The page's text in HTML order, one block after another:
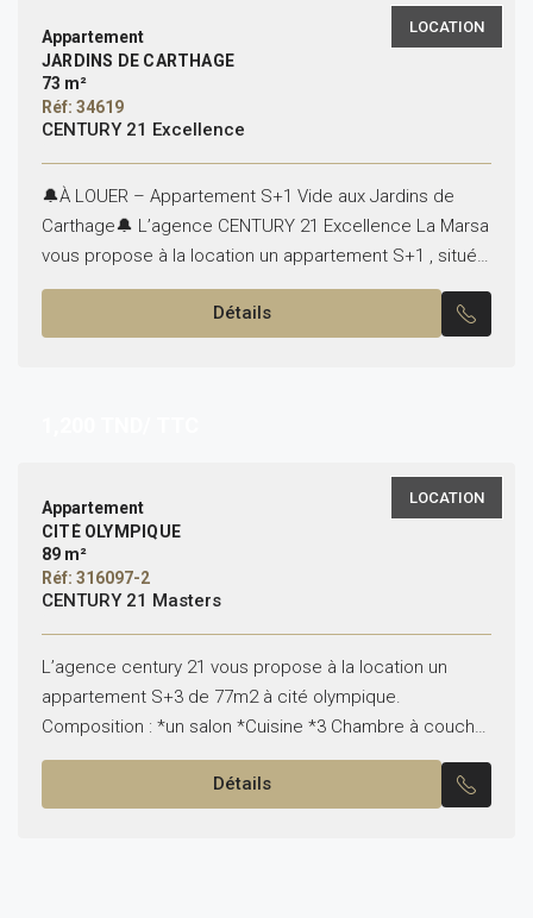
LOCATION
Appartement
JARDINS DE CARTHAGE
73 m²
Réf: 34619
CENTURY 21 Excellence
🔔À LOUER – Appartement S+1 Vide aux Jardins de
Carthage🔔 L’agence CENTURY 21 Excellence La Marsa
vous propose à la location un appartement S+1 , situé
aux 📍Jardins de Carthage. ✨Composition :...
Détails
LOCATION
Appartement
CITÉ OLYMPIQUE
89 m²
Réf: 316097-2
CENTURY 21 Masters
L’agence century 21 vous propose à la location un
appartement S+3 de 77m2 à cité olympique.
Composition : *un salon *Cuisine *3 Chambre à coucher
*Une SDB *un WC Pour plus d’informations...
Détails